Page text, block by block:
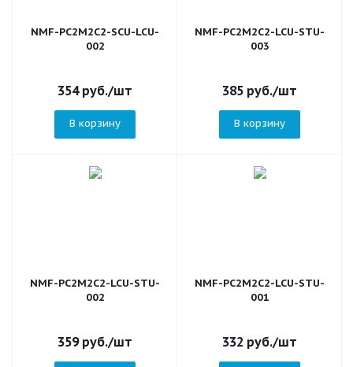
NMF-PC2M2C2-SCU-LCU-
002
354руб./шт
В корзину
NMF-PC2M2C2-LCU-STU-
003
385 руб./шт
В корзину
NMF-PC2M2C2-LCU-STU-
002
359руб./шт
NMF-PC2M2C2-LCU-STU-
001
332 руб./шт